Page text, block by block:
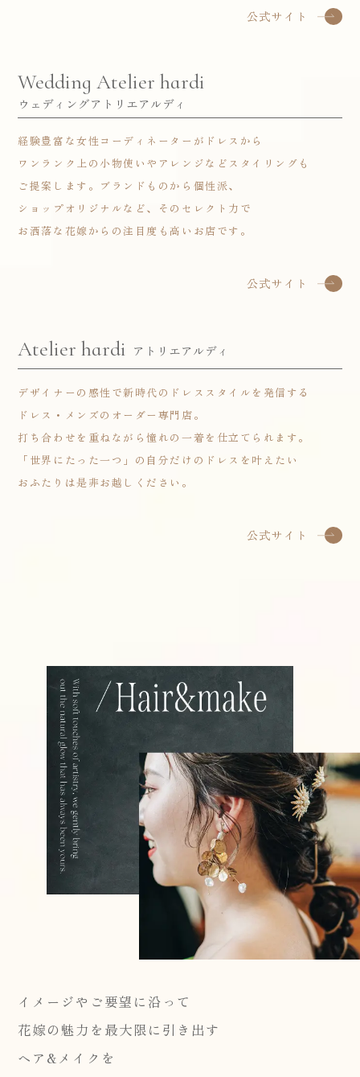
公式サイト
Wedding Atelier hardi
ウェディングアトリエアルディ
経験豊富な女性コーディネーターがドレスから
ワンランク上の小物使いやアレンジなどスタイリングも
ご提案します。ブランドものから個性派、
ショップオリジナルなど、そのセレクト力で
お洒落な花嫁からの注目度も高いお店です。
公式サイト
Atelier hardi アトリエアルディ
デザイナーの感性で新時代のドレススタイルを発信する
ドレス・メンズのオーダー専門店。
打ち合わせを重ねながら憧れの一着を仕立てられます。
「世界にたった一つ」の自分だけのドレスを叶えたい
おふたりは是非お越しください。
公式サイト
イメージやご要望に沿って
花嫁の魅力を最大限に引き出す
ヘア&メイクを